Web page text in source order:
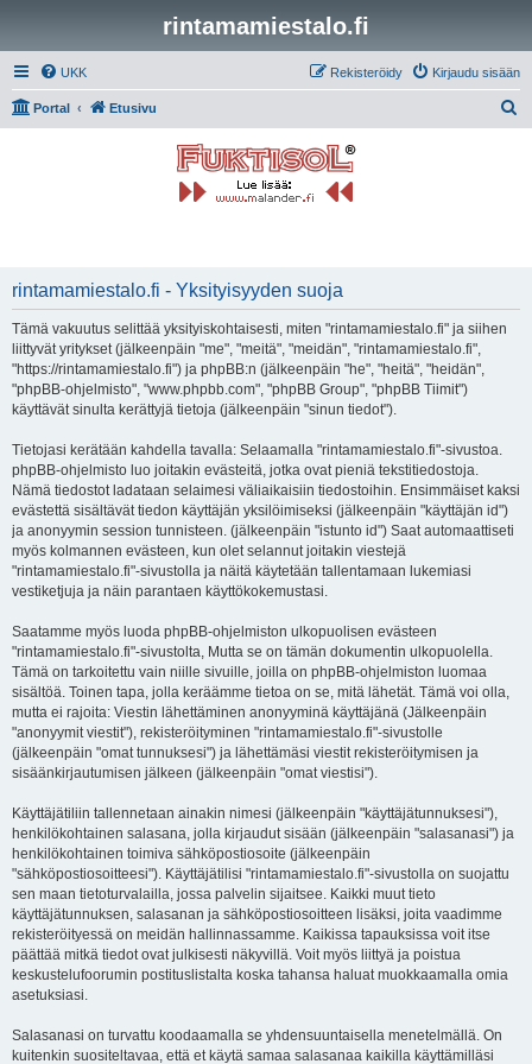
rintamamiestalo.fi
UKK Kirjaudu sisään
Rekisteröidy
Portal Etusivu
rintamamiestalo.fi - Yksityisyyden suoja
Tämä vakuutus selittää yksityiskohtaisesti, miten "rintamamiestalo.fi" ja siihen
liittyvät yritykset (jälkeenpäin "me", "meitä", "meidän", "rintamamiestalo.fi",
"https://rintamamiestalo.fi") ja phpBB:n (jälkeenpäin "he", "heitä", "heidän",
"phpBB-ohjelmisto", "www.phpbb.com", "phpBB Group", "phpBB Tiimit")
käyttävät sinulta kerättyjä tietoja (jälkeenpäin "sinun tiedot").
Tietojasi kerätään kahdella tavalla: Selaamalla "rintamamiestalo.fi"-sivustoa.
phpBB-ohjelmisto luo joitakin evästeitä, jotka ovat pieniä tekstitiedostoja.
Nämä tiedostot ladataan selaimesi väliaikaisiin tiedostoihin. Ensimmäiset kaksi
evästettä sisältävät tiedon käyttäjän yksilöimiseksi (jälkeenpäin "käyttäjän id")
ja anonyymin session tunnisteen. (jälkeenpäin "istunto id") Saat automaattiseti
myös kolmannen evästeen, kun olet selannut joitakin viestejä
"rintamamiestalo.fi"-sivustolla ja näitä käytetään tallentamaan lukemiasi
vestiketjuja ja näin parantaen käyttökokemustasi.
Saatamme myös luoda phpBB-ohjelmiston ulkopuolisen evästeen
"rintamamiestalo.fi"-sivustolta, Mutta se on tämän dokumentin ulkopuolella.
Tämä on tarkoitettu vain niille sivuille, joilla on phpBB-ohjelmiston luomaa
sisältöä. Toinen tapa, jolla keräämme tietoa on se, mitä lähetät. Tämä voi olla,
mutta ei rajoita: Viestin lähettäminen anonyyminä käyttäjänä (Jälkeenpäin
"anonyymit viestit"), rekisteröityminen "rintamamiestalo.fi"-sivustolle
(jälkeenpäin "omat tunnuksesi") ja lähettämäsi viestit rekisteröitymisen ja
sisäänkirjautumisen jälkeen (jälkeenpäin "omat viestisi").
Käyttäjätiliin tallennetaan ainakin nimesi (jälkeenpäin "käyttäjätunnuksesi"),
henkilökohtainen salasana, jolla kirjaudut sisään (jälkeenpäin "salasanasi") ja
henkilökohtainen toimiva sähköpostiosoite (jälkeenpäin
"sähköpostiosoitteesi"). Käyttäjätilisi "rintamamiestalo.fi"-sivustolla on suojattu
sen maan tietoturvalailla, jossa palvelin sijaitsee. Kaikki muut tieto
käyttäjätunnuksen, salasanan ja sähköpostiosoitteen lisäksi, joita vaadimme
rekisteröityessä on meidän hallinnassamme. Kaikissa tapauksissa voit itse
päättää mitkä tiedot ovat julkisesti näkyvillä. Voit myös liittyä ja poistua
keskustelufoorumin postituslistalta koska tahansa haluat muokkaamalla omia
asetuksiasi.
Salasanasi on turvattu koodaamalla se yhdensuuntaisella menetelmällä. On
kuitenkin suositeltavaa, että et käytä samaa salasanaa kaikilla käyttämilläsi